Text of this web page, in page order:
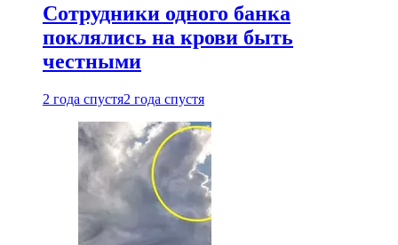
Сотрудники одного банка
поклялись на крови быть
честными
2 года спустя2 года спустя